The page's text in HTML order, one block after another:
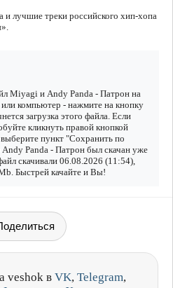
лучшие треки российского хип-хопа
Miyagi и Andy Panda - Патрон на
компьютер - нажмите на кнопку
загрузка этого файла. Если
кликнуть правой кнопкой
пункт "Сохранить по
Panda - Патрон был скачан уже
скачивали 06.08.2026 (11:54),
Быстрей качайте и Вы!
veshok в VK, Telegram,